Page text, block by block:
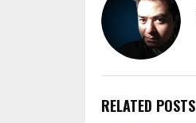
RELATED POSTS